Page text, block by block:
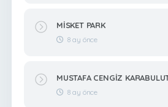
MİSKET PARK
8 ay önce
MUSTAFA CENGİZ
8 ay önce